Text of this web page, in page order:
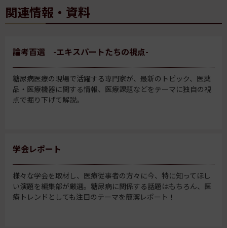
関連情報・資料
論考百選 -エキスパートたちの視点-
糖尿病医療の現場で活躍する専門家が、最新のトピック、医薬
品・医療機器に関する情報、医療課題などをテーマに独自の視
点で掘り下げて解説。
学会レポート
様々な学会を取材し、医療従事者の方々に今、特に知ってほし
い演題を編集部が厳選。糖尿病に関係する話題はもちろん、医
療トレンドとしても注目のテーマを簡潔レポート！